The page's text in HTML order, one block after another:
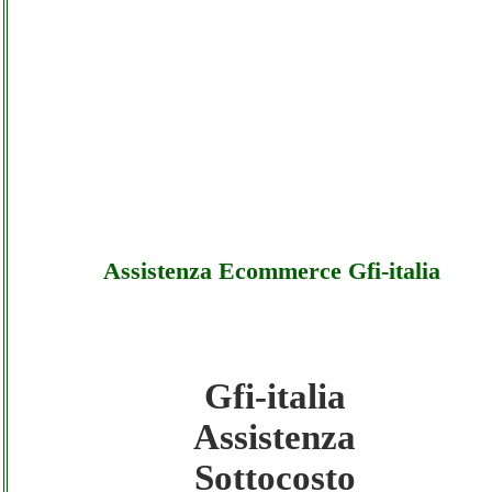
Assistenza Ecommerce Gfi-italia
Gfi-italia - Assistenza Ecommerce Gfi-italia
Gfi-italia
Assistenza
Sottocosto